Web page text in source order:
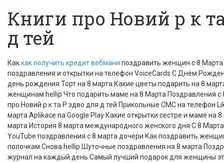
Книги про Новий р к
д тей
Каккак получить кредит вебмани поздравить женщин с 8
поздравления и открытки на телефон VoiceCards С Днём
день рождения Торт на 8 марта Какие цветы подарить на 8
женщинам hellip Что подарить маме на 8 Марта Поздравления с
про Новий р к та Р здво для д тей Прикольные СМС на телефон
марта Aplikace na Google Play Какие открытки сестре и маме на
марта История 8 марта международного женского дня С 8
YouTube поздравления с 8 марта дочери Как поздравить
полочкам Снова hellip Шуточные поздравления на 8 марта
журнал на каждый день Самый лучший подарок для женщины